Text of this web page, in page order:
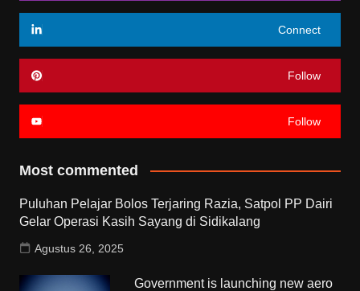
Connect
Follow
Follow
Most commented
Puluhan Pelajar Bolos Terjaring Razia, Satpol PP Dairi
Gelar Operasi Kasih Sayang di Sidikalang
Agustus 26, 2025
Government is launching new aero